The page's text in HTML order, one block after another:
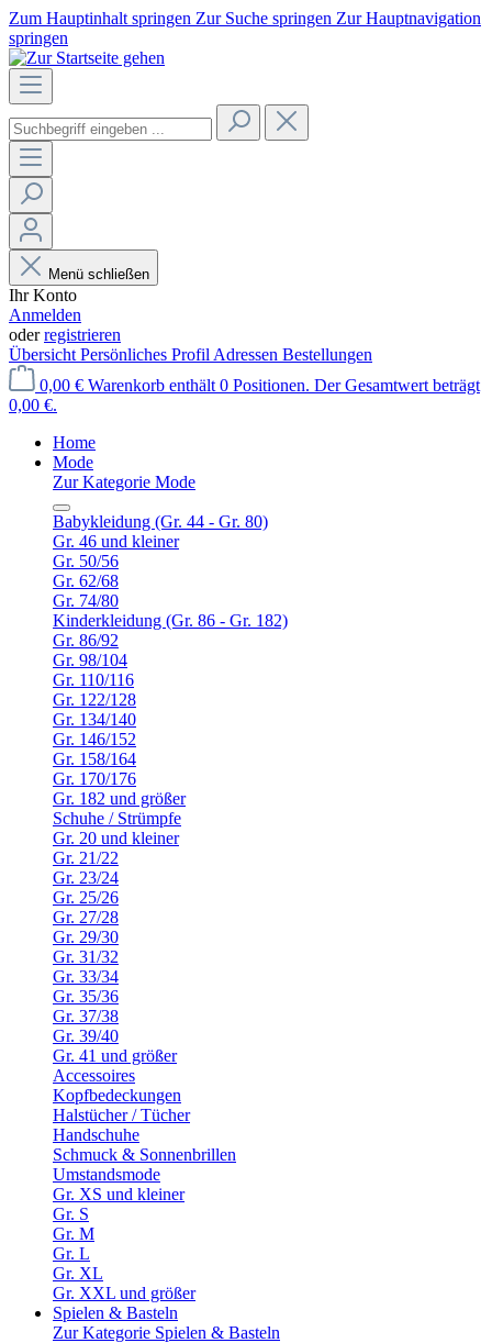
Zum Hauptinhalt springen Zur Suche springen Zur Hauptnavigation
springen
Menü schließen
Ihr Konto
Anmelden
oderregistrieren
Übersicht Persönliches Profil Adressen Bestellungen
0,00 € Warenkorb enthält 0 Positionen. Der Gesamtwert beträgt
0,00 €.
Home
Mode
Zur Kategorie Mode
Babykleidung (Gr. 44 - Gr. 80)
Gr. 46 und kleiner
Gr. 50/56
Gr. 62/68
Gr. 74/80
Kinderkleidung (Gr. 86 - Gr. 182)
Gr. 86/92
Gr. 98/104
Gr. 110/116
Gr. 122/128
Gr. 134/140
Gr. 146/152
Gr. 158/164
Gr. 170/176
Gr. 182 und größer
Schuhe / Strümpfe
Gr. 20 und kleiner
Gr. 21/22
Gr. 23/24
Gr. 25/26
Gr. 27/28
Gr. 29/30
Gr. 31/32
Gr. 33/34
Gr. 35/36
Gr. 37/38
Gr. 39/40
Gr. 41 und größer
Accessoires
Kopfbedeckungen
Halstücher / Tücher
Handschuhe
Schmuck & Sonnenbrillen
Umstandsmode
Gr. XS und kleiner
Gr. S
Gr. M
Gr. L
Gr. XL
Gr. XXL und größer
Spielen & Basteln
Zur Kategorie Spielen & Basteln